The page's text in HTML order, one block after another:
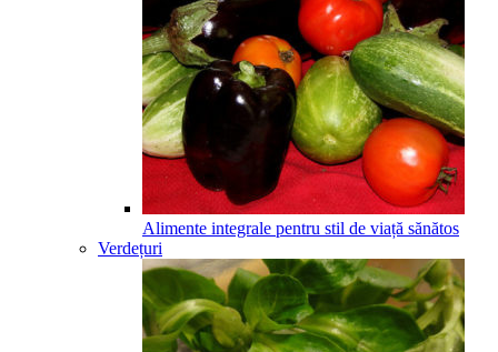
Alimente integrale pentru stil de viață sănătos
Verdețuri